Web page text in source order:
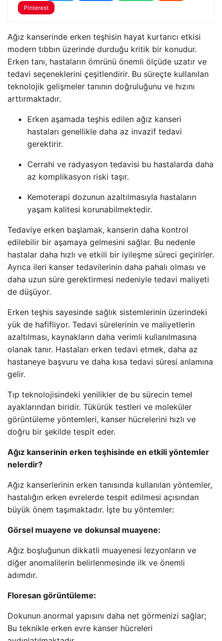
Pinterest
Ağız kanserinde erken teşhisin hayat kurtarıcı etkisi
modern tıbbın üzerinde durduğu kritik bir konudur.
Erken tanı, hastaların ömrünü önemli ölçüde uzatır ve
tedavi seçeneklerini çeşitlendirir. Bu süreçte kullanılan
teknolojik gelişmeler tanının doğruluğunu ve hızını
arttırmaktadır.
Erken aşamada teşhis edilen ağız kanseri
hastaları genellikle daha az invazif tedavi
gerektirir.
Cerrahi ve radyasyon tedavisi bu hastalarda daha
az komplikasyon riski taşır.
Kemoterapi dozunun azaltılmasıyla hastaların
yaşam kalitesi korunabilmektedir.
Tedaviye erken başlamak, kanserin daha kontrol
edilebilir bir aşamaya gelmesini sağlar. Bu nedenle
hastalar daha hızlı ve etkili bir iyileşme süreci geçirirler.
Ayrıca ileri kanser tedavilerinin daha pahalı olması ve
daha uzun süre gerektirmesi nedeniyle tedavi maliyeti
de düşüyor.
Erken teşhis sayesinde sağlık sistemlerinin üzerindeki
yük de hafifliyor. Tedavi sürelerinin ve maliyetlerin
azaltılması, kaynakların daha verimli kullanılmasına
olanak tanır. Hastaları erken tedavi etmek, daha az
hastaneye başvuru ve daha kısa tedavi süresi anlamına
gelir.
Tıp teknolojisindeki yenilikler de bu sürecin temel
ayaklarından biridir. Tükürük testleri ve moleküler
görüntüleme yöntemleri, kanser hücrelerini hızlı ve
doğru bir şekilde tespit eder.
Ağız kanserinin erken teşhisinde en etkili yöntemler
nelerdir?
Ağız kanserlerinin erken tanısında kullanılan yöntemler,
hastalığın erken evrelerde tespit edilmesi açısından
büyük önem taşımaktadır. İşte bu yöntemler:
Görsel muayene ve dokunsal muayene:
Ağız boşluğunun dikkatli muayenesi lezyonların ve
diğer anomalilerin belirlenmesinde ilk ve önemli
adımdır.
Floresan görüntüleme:
Dokunun anormal yapısını daha net görmenizi sağlar;
Bu teknikle erken evre kanser hücreleri